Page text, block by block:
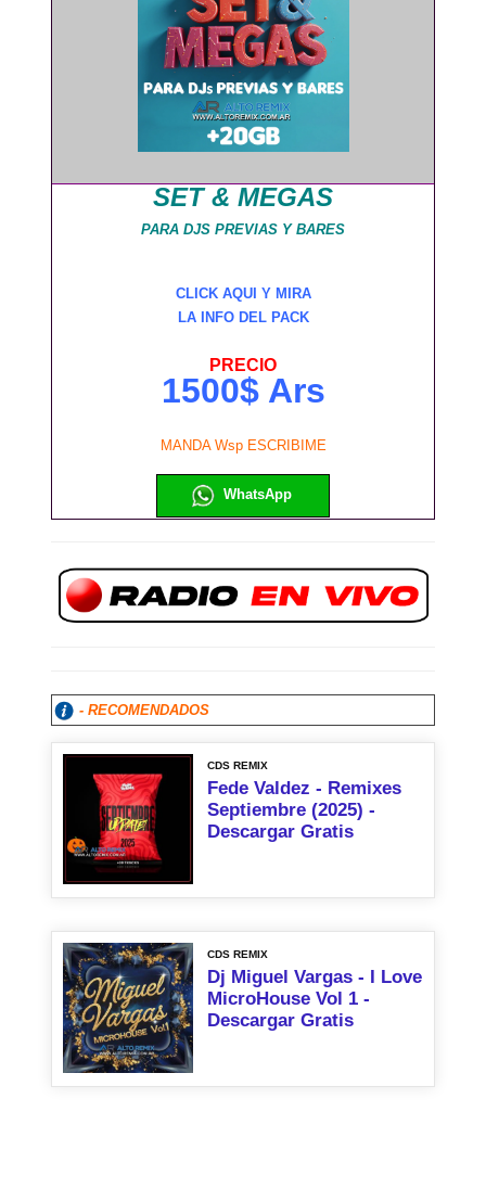
SET & MEGAS
PARA DJS PREVIAS Y BARES
CLICK AQUI Y MIRA
LA INFO DEL PACK
PRECIO
1500$ Ars
MANDA Wsp ESCRIBIME
WhatsApp
- RECOMENDADOS
CDS REMIX
Fede Valdez - Remixes
Septiembre (2025) -
Descargar Gratis
CDS REMIX
Dj Miguel Vargas - I Love
MicroHouse Vol 1 -
Descargar Gratis